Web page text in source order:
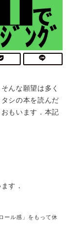
んな願望は多く
シの本を読んだ
もいます．本記
す．
ール感」 をもって休